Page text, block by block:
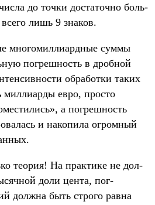
до точ­ки дос­таточ­но боль­
лишь 9 зна­ков.
мно­гомил­лиар­дные сум­мы
пог­решность в дроб­ной
обра­бот­ки таких
мил­лиар­ды евро, прос­то
а пог­решность
и накопи­ла огромный
теория! На прак­тике не дол­
доли цен­та, пог­
дол­жна быть стро­го рав­на